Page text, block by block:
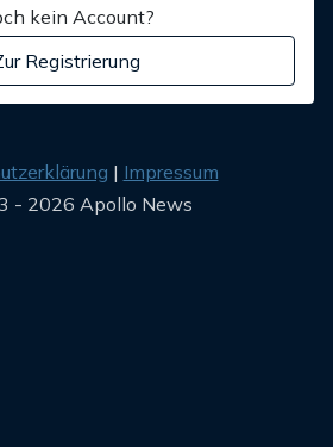
kein Account?
Registrierung
Impressum
- 2026 Apollo News